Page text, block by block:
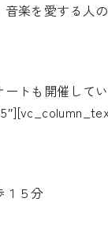
楽を愛する人
ートも開催し
１５分